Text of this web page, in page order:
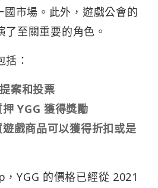
市場。此外，遊戲公會的
至關重要的角色。
：
案和投票
YGG 獲得獎勵
戲商品可以獲得折扣或是
YGG 的價格已經從 2021